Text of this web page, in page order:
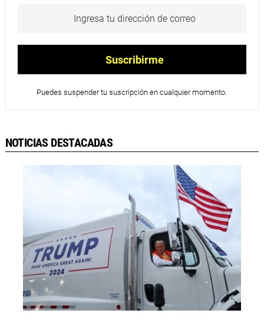
Puedes suspender tu suscripción en cualquier momento.
NOTICIAS DESTACADAS